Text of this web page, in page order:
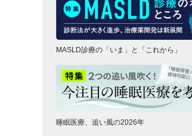
MASLD診療の「いま」と「これから」
睡眠医療、追い風の2026年